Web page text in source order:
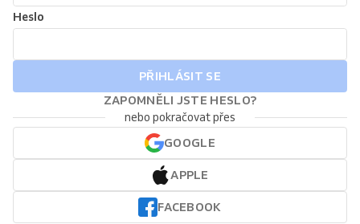
Heslo
PŘIHLÁSIT SE
ZAPOMNĚLI JSTE HESLO?
nebo pokračovat přes
GOOGLE
APPLE
FACEBOOK